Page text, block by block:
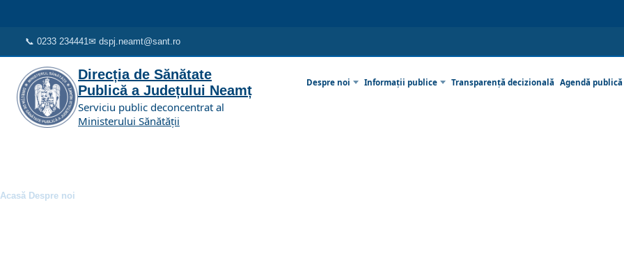
📞 0233 234441✉ dspj.neamt@sant.ro
Direcția de Sănătate
Publică a Județului Neamț
Serviciu public deconcentrat al
Ministerului Sănătății
Despre noi Informații publice Transparență decizională Agendă publică
Acasă Despre noi